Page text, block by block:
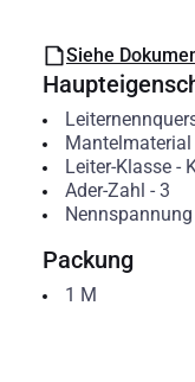
Siehe
Mantelmaterial
Leiter-Klasse-
Ader-Zahl - 3
Nennspannung
Packung
1 M